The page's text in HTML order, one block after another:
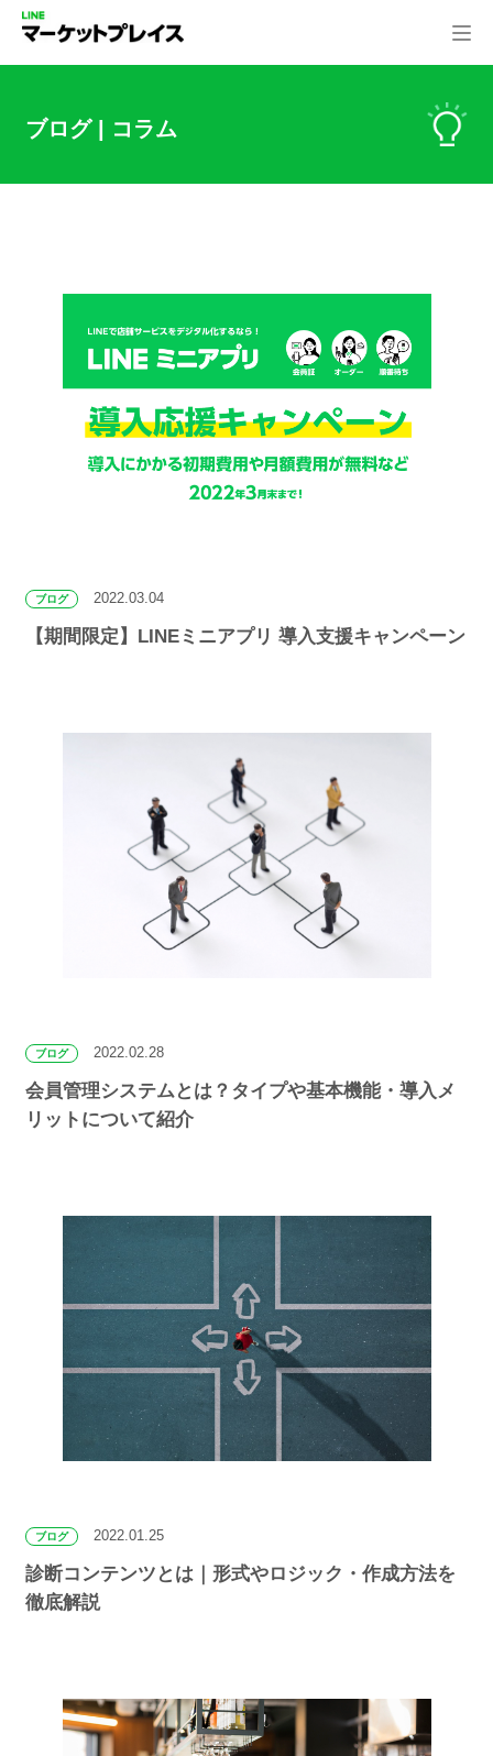
ブログ | コラム
ブログ 2022.03.04
【期間限定】LINEミニアプリ 導入支援キャンペーン
ブログ 2022.02.28
会員管理システムとは？タイプや基本機能・導入メ
リットについて紹介
ブログ 2022.01.25
診断コンテンツとは｜形式やロジック・作成方法を
徹底解説